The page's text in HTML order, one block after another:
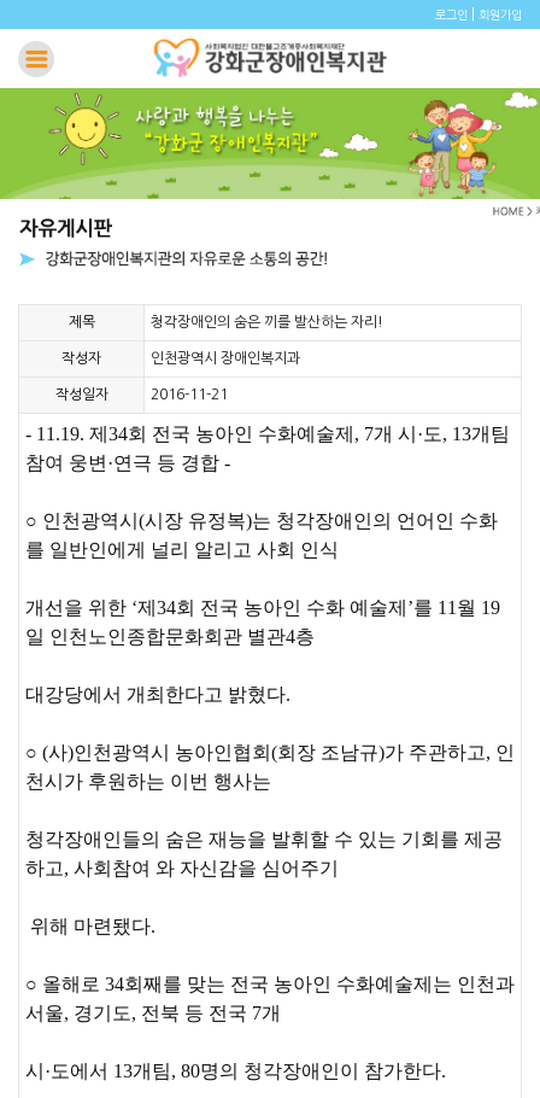
로그인 회원가입
제목 청각장애인의 숨은 끼를 발산하는 자리!
작성자 인천광역시 장애인복지과
작성일자 2016-11-21
- 11.19. 제34회 전국 농아인 수화예술제, 7개 시·도, 13개팀
참여 웅변·연극 등 경합 -
○ 인천광역시(시장 유정복)는 청각장애인의 언어인 수화
를 일반인에게 널리 알리고 사회 인식
개선을 위한 ‘제34회 전국 농아인 수화 예술제’를 11월 19
일 인천노인종합문화회관 별관4층
대강당에서 개최한다고 밝혔다.
○ (사)인천광역시 농아인협회(회장 조남규)가 주관하고, 인
천시가 후원하는 이번 행사는
청각장애인들의 숨은 재능을 발휘할 수 있는 기회를 제공
하고, 사회참여 와 자신감을 심어주기
위해 마련됐다.
○ 올해로 34회째를 맞는 전국 농아인 수화예술제는 인천과
서울, 경기도, 전북 등 전국 7개
시·도에서 13개팀, 80명의 청각장애인이 참가한다.